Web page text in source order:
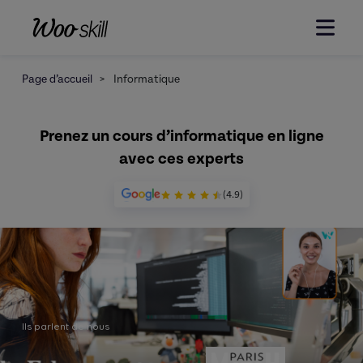
Page d’accueil > Informatique
(4.9)
Prenez un cours d’informatique en ligne
avec ces experts
Ils parlent de nous